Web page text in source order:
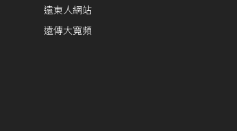
遠東人網站
遠傳大寬頻